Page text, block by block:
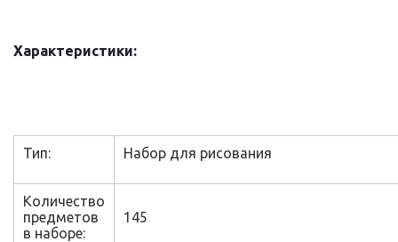
Характеристики:
Тип: Набор для рисования
Количество
предметов
в наборе:
145